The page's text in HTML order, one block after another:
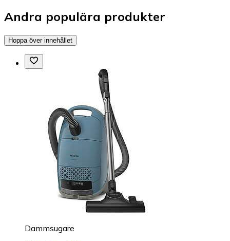
Andra populära produkter
Hoppa över innehållet
Dammsugare